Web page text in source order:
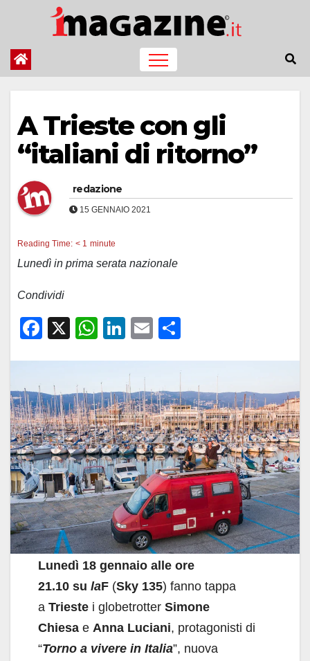
contenuto
A Trieste con gli
“italiani di ritorno”
redazione
15 GENNAIO 2021
Reading Time: < 1 minute
Lunedì in prima serata nazionale
Condividi
F
e
b
o
o
k
X
W
s
A
p
p
Li
k
e
dI
n
E
di
vi
di
Lunedì 18 gennaio alle ore
21.10 su laF (Sky 135) fanno tappa
a Trieste i globetrotter Simone
Chiesa e Anna Luciani, protagonisti di
“Torno a vivere in Italia”, nuova